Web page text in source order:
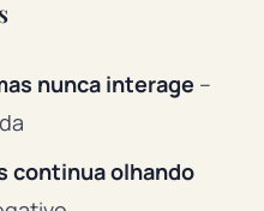
nunca interage –
continua olhando